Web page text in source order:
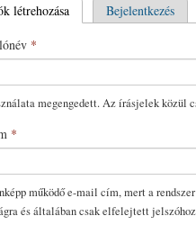
fülek
létrehozása (aktív fül)Bejelentkezés
*
megengedett. Az írásjelek közül
*
működő e-mail cím, mert a
és általában csak elfelejtett